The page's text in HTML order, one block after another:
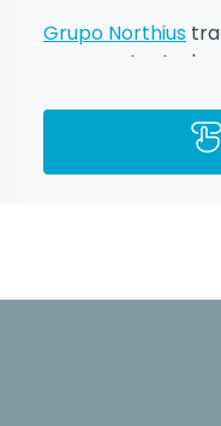
Grupo Northius
para contactarle
con el fin de
programa
directamente
Grupo Northius,